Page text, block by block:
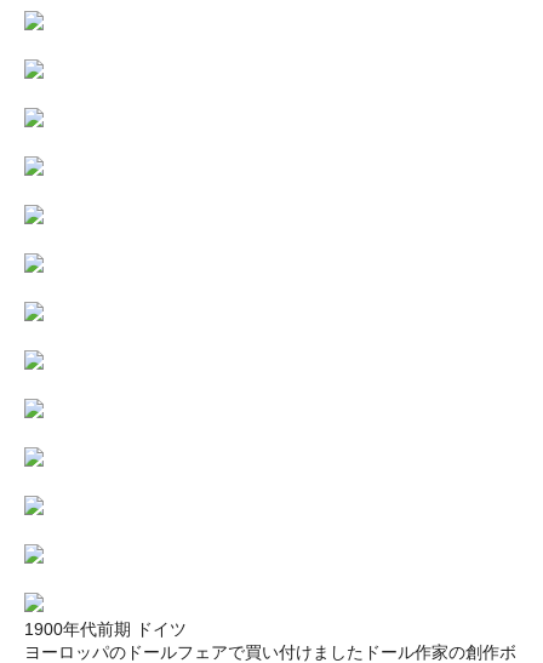
1900年代前期 ドイツ
ヨーロッパのドールフェアで買い付けましたドール作家の創作ボ